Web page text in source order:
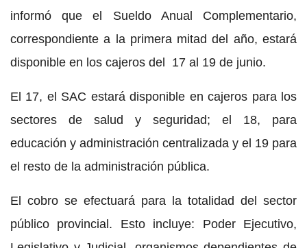
informó que el Sueldo Anual Complementario,
correspondiente a la primera mitad del año, estará
disponible en los cajeros del 17 al 19 de junio.
El 17, el SAC estará disponible en cajeros para los
sectores de salud y seguridad; el 18, para
educación y administración centralizada y el 19 para
el resto de la administración pública.
El cobro se efectuará para la totalidad del sector
público provincial. Esto incluye: Poder Ejecutivo,